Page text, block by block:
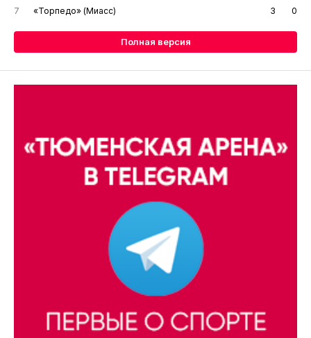
7
«Торпедо» (Миасс) 3 0
Полная версия